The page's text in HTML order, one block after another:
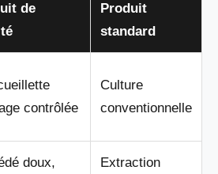
de
Produit
standard
contrôlée
Culture
conventionnelle
doux,
Extraction